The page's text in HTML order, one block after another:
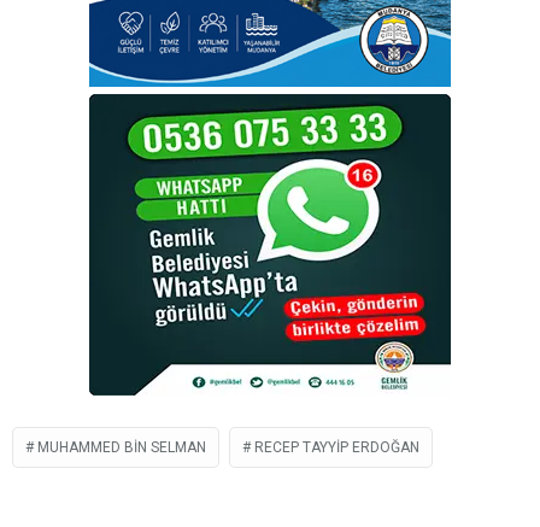
MUHAMMED BIN SELMAN RECEP TAYYIP ERDOĞAN